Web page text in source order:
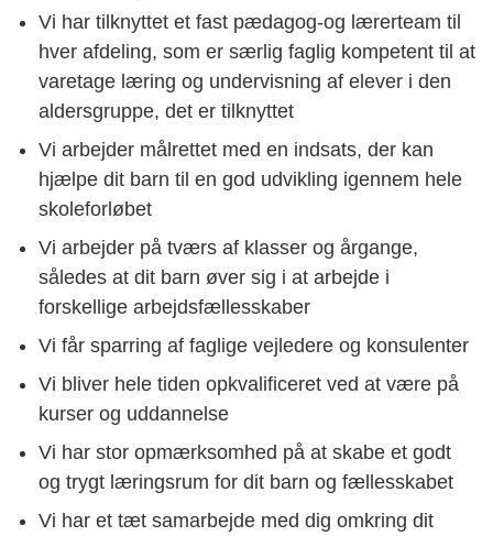
Vi har tilknyttet et fast pædagog-og lærerteam til
hver afdeling, som er særlig faglig kompetent til at
varetage læring og undervisning af elever i den
aldersgruppe, det er tilknyttet
Vi arbejder målrettet med en indsats, der kan
hjælpe dit barn til en god udvikling igennem hele
skoleforløbet
Vi arbejder på tværs af klasser og årgange,
således at dit barn øver sig i at arbejde i
forskellige arbejdsfællesskaber
Vi får sparring af faglige vejledere og konsulenter
Vi bliver hele tiden opkvalificeret ved at være på
kurser og uddannelse
Vi har stor opmærksomhed på at skabe et godt
og trygt læringsrum for dit barn og fællesskabet
Vi har et tæt samarbejde med dig omkring dit